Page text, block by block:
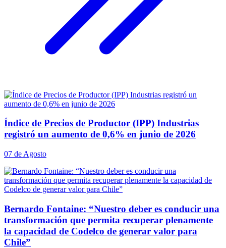
Índice de Precios de Productor (IPP) Industrias
registró un aumento de 0,6% en junio de 2026
07 de Agosto
Bernardo Fontaine: “Nuestro deber es conducir una
transformación que permita recuperar plenamente
la capacidad de Codelco de generar valor para
Chile”